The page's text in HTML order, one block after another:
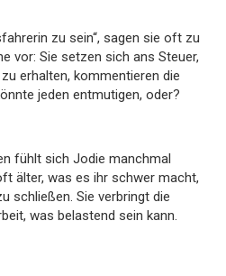
zu sein“, sagen sie oft zu
vor: Sie setzen sich ans Steuer,
erhalten, kommentieren die
jeden entmutigen, oder?
fühlt sich Jodie manchmal
älter, was es ihr schwer macht,
schließen. Sie verbringt die
was belastend sein kann.